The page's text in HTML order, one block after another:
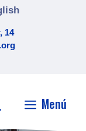
14
Menú